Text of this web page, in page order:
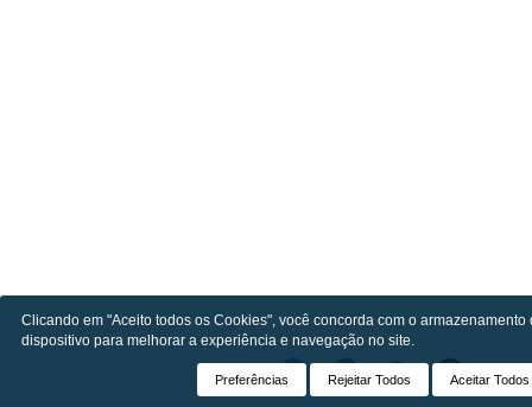
Clicando em "Aceito todos os Cookies", você concorda com o armazenamento
dispositivo para melhorar a experiência e navegação no site.
Preferências Rejeitar Todos Aceitar Todos